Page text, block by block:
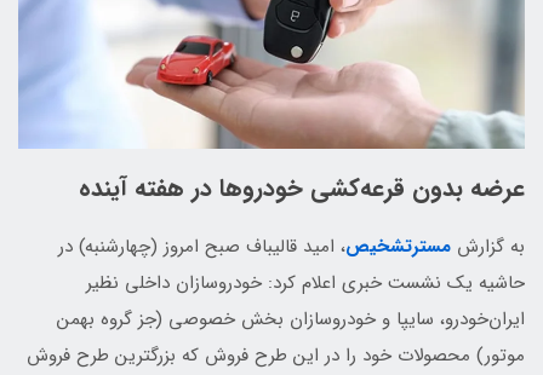
عرضه بدون قرعه‌کشی خودروها در هفته آینده
به گزارش مسترتشخیص، امید قالیباف صبح امروز (چهارشنبه) در
حاشیه یک نشست خبری اعلام کرد: خودروسازان داخلی نظیر
ایران‌خودرو، سایپا و خودروسازان بخش خصوصی (جز گروه بهمن‌
موتور) محصولات خود را در این طرح فروش که بزرگترین طرح فروش